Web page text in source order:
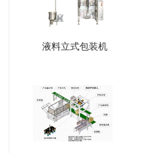
液料立式包装机